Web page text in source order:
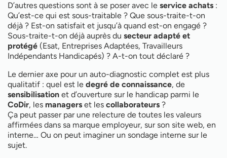
D’autres questions sont à se poser avec le service achats :
Qu’est-ce qui est sous-traitable ? Que sous-traite-t-on
déjà ? Est-on satisfait et jusqu’à quand est-on engagé ?
Sous-traite-t-on déjà auprès du secteur adapté et
protégé (Esat, Entreprises Adaptées, Travailleurs
Indépendants Handicapés) ? A-t-on tout déclaré ?
Le dernier axe pour un auto-diagnostic complet est plus
qualitatif : quel est le degré de connaissance, de
sensibilisation et d’ouverture sur le handicap parmi le
CoDir, les managers et les collaborateurs ?
Ça peut passer par une relecture de toutes les valeurs
affirmées dans sa marque employeur, sur son site web, en
interne… Ou on peut imaginer un sondage interne sur le
sujet.